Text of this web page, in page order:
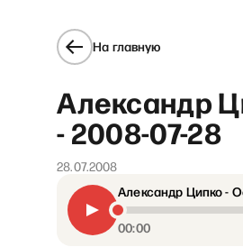
На главную
Александр
- 2008-07-28
28.07.2008
Александр Ципко -
00:00